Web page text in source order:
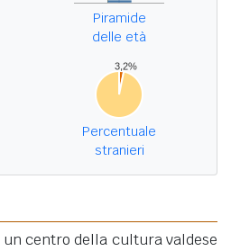
Piramide
delle età
Percentuale
stranieri
centro della cultura valdese